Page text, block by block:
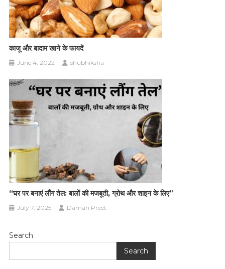
काजू और बादाम खाने के फायदें
June 4, 2022 shubhiksha
“घर पर बनाएं लौंग तेल: बालों की मजबूती, ग्रोथ और शाइन के लिए”
July 7, 2025 Daman Preet
Search
Search